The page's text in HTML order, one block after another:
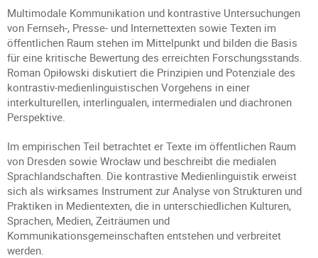
Multimodale Kommunikation und kontrastive Untersuchungen
von Fernseh-, Presse- und Internettexten sowie Texten im
öffentlichen Raum stehen im Mittelpunkt und bilden die Basis
für eine kritische Bewertung des erreichten Forschungsstands.
Roman Opiłowski diskutiert die Prinzipien und Potenziale des
kontrastiv-medienlinguistischen Vorgehens in einer
interkulturellen, interlingualen, intermedialen und diachronen
Perspektive.
Im empirischen Teil betrachtet er Texte im öffentlichen Raum
von Dresden sowie Wrocław und beschreibt die medialen
Sprachlandschaften. Die kontrastive Medienlinguistik erweist
sich als wirksames Instrument zur Analyse von Strukturen und
Praktiken in Medientexten, die in unterschiedlichen Kulturen,
Sprachen, Medien, Zeiträumen und
Kommunikationsgemeinschaften entstehen und verbreitet
werden.